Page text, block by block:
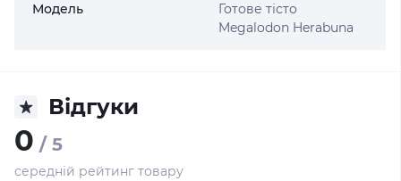
Модель
Готове тісто
Megalodon Herabuna
Відгуки
0 / 5
середній рейтинг товару